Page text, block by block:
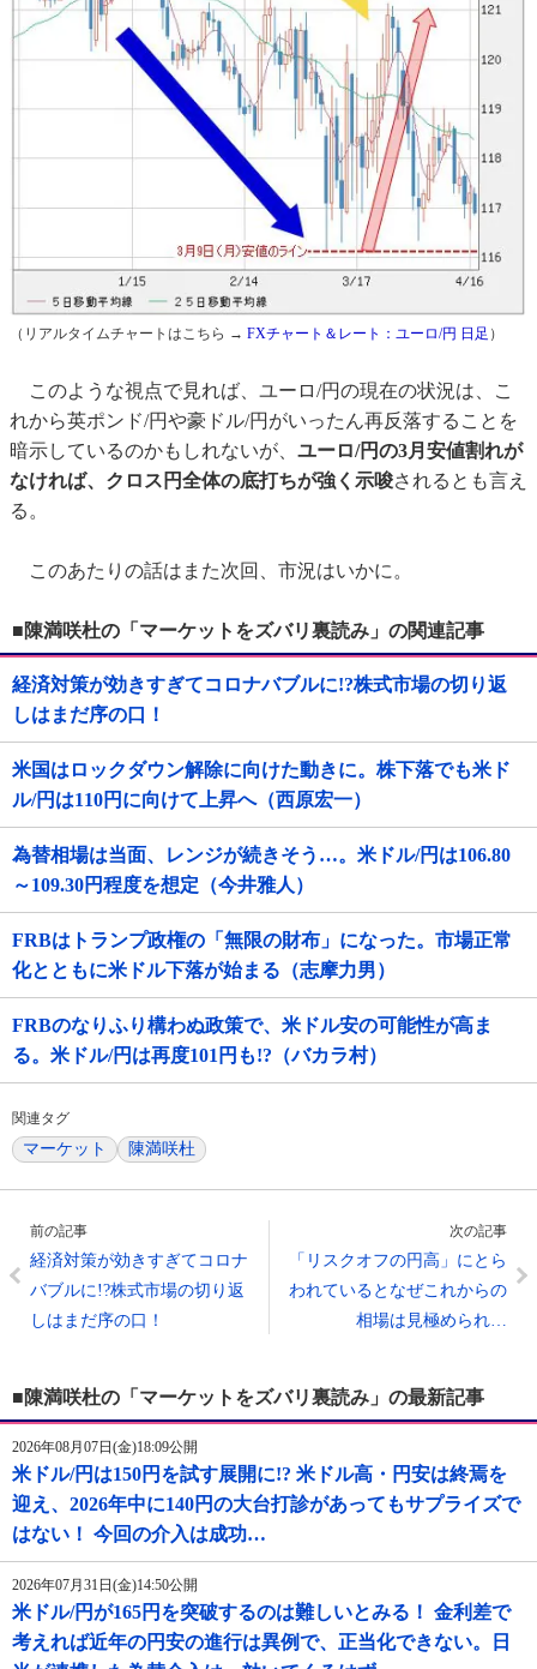
（リアルタイムチャートはこちら → FXチャート＆レート：ユーロ/円 日足 ）
このような視点で見れば、ユーロ/円の現在の状況は、こ
れから英ポンド/円や豪ドル/円がいったん再反落することを
暗示しているのかもしれないが、 ユーロ/円の3月安値割れが
なければ、クロス円全体の底打ちが強く示唆されるとも言え
る。
このあたりの話はまた次回、市況はいかに。
■陳満咲杜の「マーケットをズバリ裏読み」の関連記事
経済対策が効きすぎてコロナバブルに!?株式市場の切り返
しはまだ序の口！
米国はロックダウン解除に向けた動きに。株下落でも米ド
ル/円は110円に向けて上昇へ（西原宏一）
為替相場は当面、レンジが続きそう…。米ドル/円は106.80
～109.30円程度を想定（今井雅人）
FRBはトランプ政権の「無限の財布」になった。市場正常
化とともに米ドル下落が始まる（志摩力男）
FRBのなりふり構わぬ政策で、米ドル安の可能性が高ま
る。米ドル/円は再度101円も!?（バカラ村）
関連タグ
マーケット 陳満咲杜
前の記事
経済対策が効きすぎてコロナ
バブルに!?株式市場の切り返
しはまだ序の口！
次の記事
「リスクオフの円高」にとら
われているとなぜこれからの
相場は見極められ…
■陳満咲杜の「マーケットをズバリ裏読み」の最新記事
2026年08月07日(金)18:09公開
米ドル/円は150円を試す展開に!? 米ドル高・円安は終焉を
迎え、2026年中に140円の大台打診があってもサプライズで
はない！ 今回の介入は成功…
2026年07月31日(金)14:50公開
米ドル/円が165円を突破するのは難しいとみる！ 金利差で
考えれば近年の円安の進行は異例で、正当化できない。日